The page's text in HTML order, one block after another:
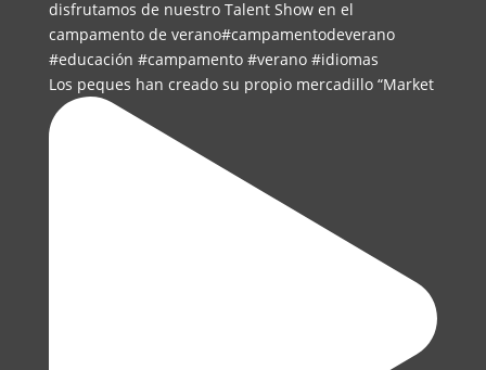
Los peques han creado su propio mercadillo “Market